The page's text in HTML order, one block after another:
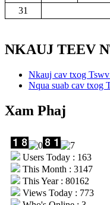
31
NKAUJ TEEV
Nkauj cav txog
Nqua suab cav txog
Xam Phaj
Users Today : 163
This Month : 3147
This Year : 80162
Views Today : 773